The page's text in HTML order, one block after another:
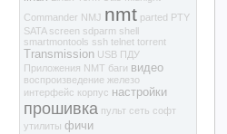
Commander NMJ nmt parted PTY
SATA screen sdparm shell
smartmontools ssh telnet torrent
Transmission USB ПДУ
Приложения NMT баги видео
воспроизведение железо
интерфейс корпус настройки
прошивка пульт сеть софт
утилиты фичи